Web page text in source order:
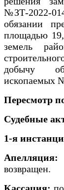
№ЗТ-2022-
обязании
площадью
земель
добычу
ископаемых
Пересмотр
Судебные
1-я
Апелляция:
возвращен.